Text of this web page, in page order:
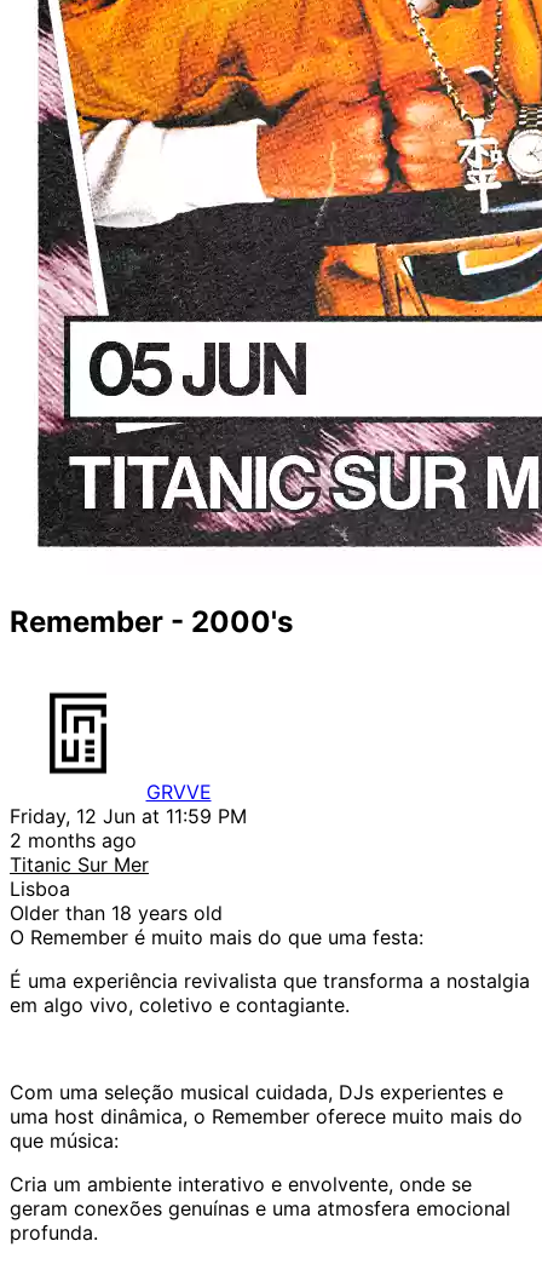
Remember - 2000's
GRVVE
Friday, 12 Jun at 11:59 PM
2 months ago
Titanic Sur Mer
Lisboa
Older than 18 years old
O Remember é muito mais do que uma festa:
É uma experiência revivalista que transforma a nostalgia
em algo vivo, coletivo e contagiante.
Com uma seleção musical cuidada, DJs experientes e
uma host dinâmica, o Remember oferece muito mais do
que música:
Cria um ambiente interativo e envolvente, onde se
geram conexões genuínas e uma atmosfera emocional
profunda.